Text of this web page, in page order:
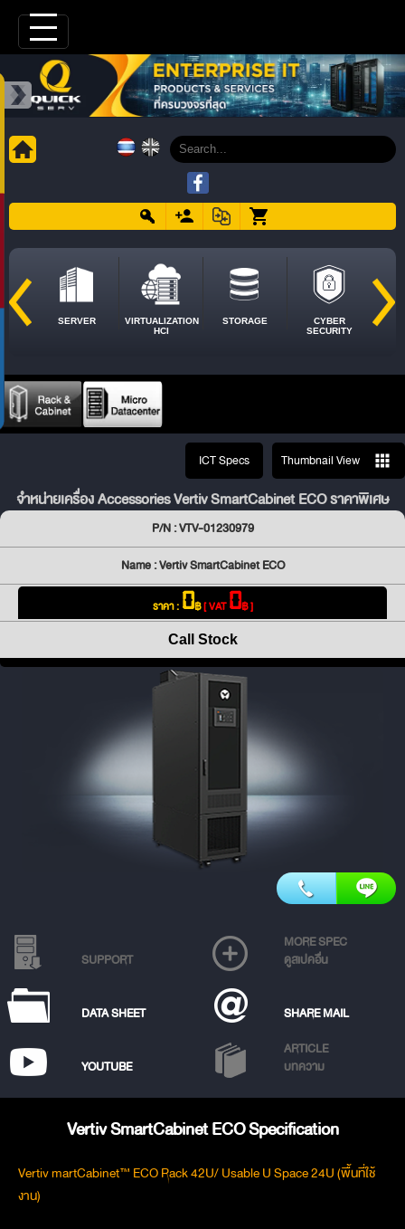
SERVER
VIRTUALIZATION
HCI
STORAGE
CYBER
SECURITY
ICT Specs Thumbnail View
จำหน่ายเครื่อง Accessories Vertiv SmartCabinet ECO ราคาพิเศษ
P/N : VTV-01230979
Name : Vertiv SmartCabinet ECO
ราคา : 0฿[ VAT0฿ ]
Call Stock
SUPPORT
MORE SPEC
ดูสเปคอื่น
DATA SHEET SHARE MAIL
YOUTUBE
ARTICLE
บทความ
Vertiv SmartCabinet ECO Specification
Vertiv martCabinet™ ECO Rack 42U/ Usable U Space 24U (พื้นที่ใช้
งาน)